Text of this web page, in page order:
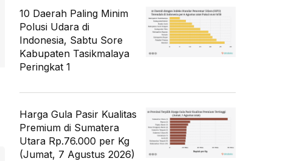
10 Daerah Paling Minim
Polusi Udara di
Indonesia, Sabtu Sore
Kabupaten Tasikmalaya
Peringkat 1
Harga Gula Pasir Kualitas
Premium di Sumatera
Utara Rp.76.000 per Kg
(Jumat, 7 Agustus 2026)